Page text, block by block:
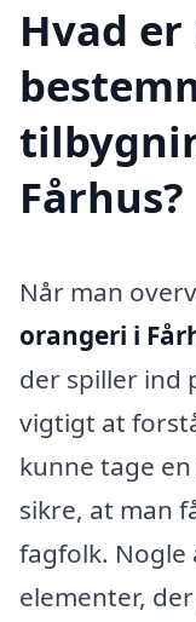
Hvad
Fårhus?
Når man
orangeri i
der spiller ind
vigtigt at
kunne tage
sikre, at man
fagfolk. Nogle
elementer,